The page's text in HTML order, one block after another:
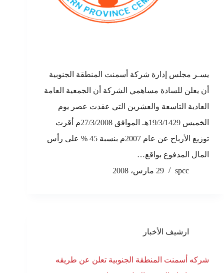
يسـر مجلس إدارة شركة أسمنت المنطقة الجنوبية
أن يعلن للسادة مساهمي الشركة أن الجمعية العامة
العادية التاسعة والعشرين التي عقدت عصر يوم
الخميس 19/3/1429هـ الموافق 27/3/2008م أقرت
توزيع الأرباح عن عام 2007م بنسبة 45 % على رأس
المال المدفوع بواقع…
spcc
29 مارس، 2008
ارشيف الأخبار
شركه أسمنت المنطقة الجنوبية تعلن عن طريقه